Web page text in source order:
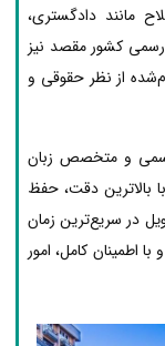
مانند دادگستری،
رسمی کشور مقصد نیز
از نظر حقوقی و
رسمی و متخصص زبان
بالاترین دقت، حفظ
در سریع‌ترین زمان
اطمینان کامل، امور